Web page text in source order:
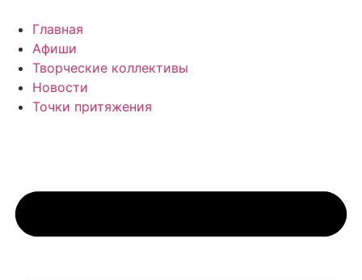
содержимому
Главная
Афиши
Творческие коллективы
Новости
Точки притяжения